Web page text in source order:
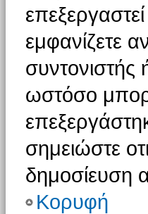
εμφανίζετε
συντονιστής
ωστόσο
σημειώστε
δημοσίευση
Κορυφή